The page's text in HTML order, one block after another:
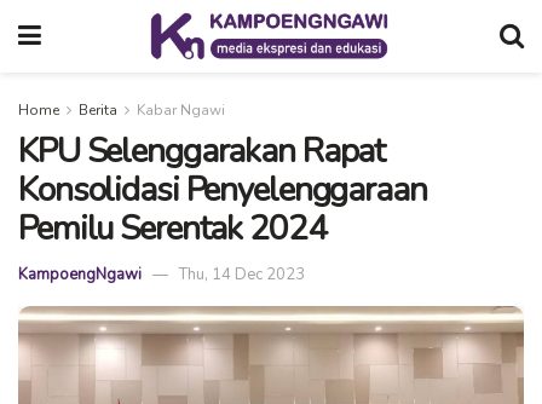
Home Berita Kabar Ngawi
KPU Selenggarakan Rapat
Konsolidasi Penyelenggaraan
Pemilu Serentak 2024
KampoengNgawi Thu, 14 Dec 2023